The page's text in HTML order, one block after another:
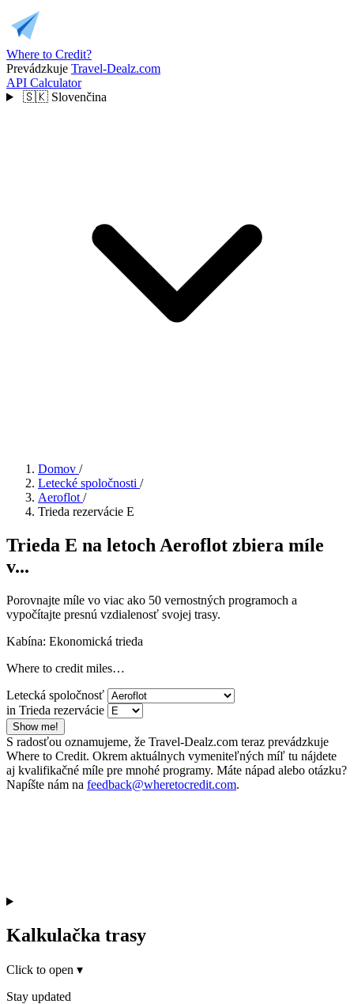
Where to Credit?
Prevádzkuje Travel-Dealz.com
API Calculator
🇸🇰 Slovenčina
Domov /
Letecké spoločnosti /
Aeroflot /
Trieda rezervácie E
Trieda E na letoch Aeroflot zbiera míle
v...
Porovnajte míle vo viac ako 50 vernostných programoch a
vypočítajte presnú vzdialenosť svojej trasy.
Kabína: Ekonomická trieda
Where to credit miles…
Letecká spoločnosť
in Trieda rezervácie
Show me!
S radosťou oznamujeme, že Travel-Dealz.com teraz prevádzkuje
Where to Credit. Okrem aktuálnych vymeniteľných míľ tu nájdete
aj kvalifikačné míle pre mnohé programy. Máte nápad alebo otázku?
Napíšte nám na feedback@wheretocredit.com.
Kalkulačka trasy
Click to open ▾
Stay updated